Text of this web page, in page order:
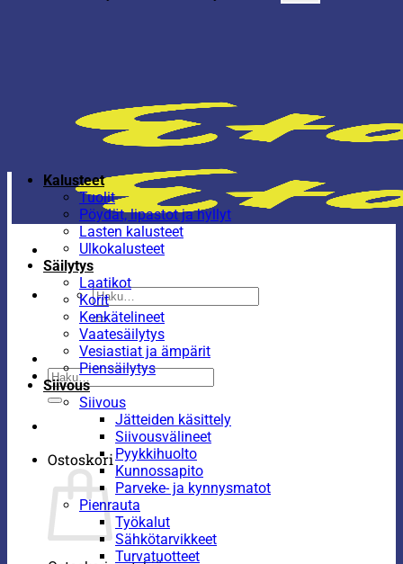
Etsi:
Etsi:
Ostoskori
Kalusteet
Tuolit
Pöydät, lipastot ja hyllyt
Lasten kalusteet
Ulkokalusteet
Säilytys
Laatikot
Korit
Kenkätelineet
Vaatesäilytys
Vesiastiat ja ämpärit
Piensäilytys
Siivous
Siivous
Jätteiden käsittely
Siivousvälineet
Pyykkihuolto
Kunnossapito
Parveke- ja kynnysmatot
Pienrauta
Työkalut
Sähkötarvikkeet
Turvatuotteet